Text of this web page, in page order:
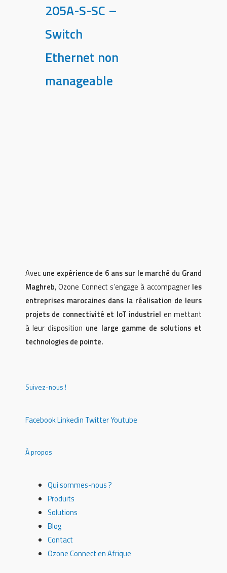
205A-S-SC –
Switch
Ethernet non
manageable
Avec une expérience de 6 ans sur le marché du Grand
Maghreb, Ozone Connect s’engage à accompagner les
entreprises marocaines dans la réalisation de leurs
projets de connectivité et IoT industriel en mettant
à leur disposition une large gamme de solutions et
technologies de pointe.
Suivez-nous !
FacebookLinkedin TwitterYoutube
À propos
Qui sommes-nous ?
Produits
Solutions
Blog
Contact
Ozone Connect en Afrique